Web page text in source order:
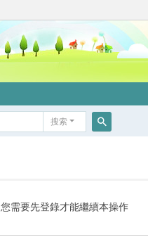
搜索
您需要先登錄才能繼續本操作